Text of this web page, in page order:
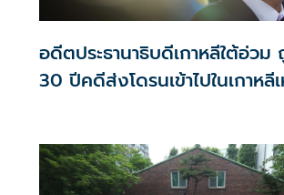
อดีตประธานาธิบดีเกาหลีใต้อ่วม
30 ปีคดีส่งโดรนเข้าไปในเกาหลี